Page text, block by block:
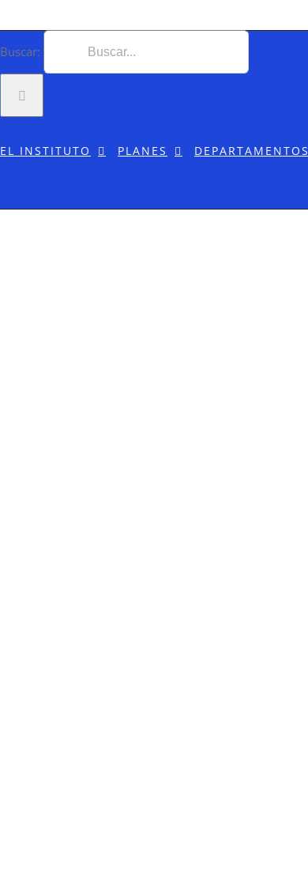
Buscar:
EL INSTITUTO PLANES DEPARTAMENTOS